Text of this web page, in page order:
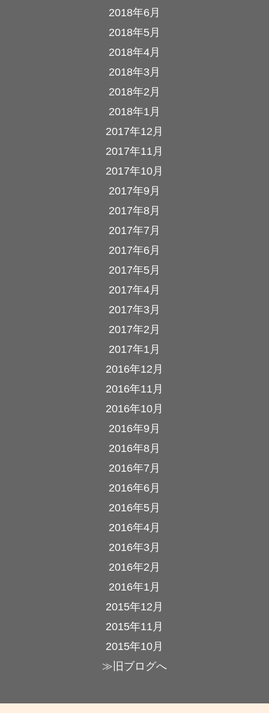
2018年6月
2018年5月
2018年4月
2018年3月
2018年2月
2018年1月
2017年12月
2017年11月
2017年10月
2017年9月
2017年8月
2017年7月
2017年6月
2017年5月
2017年4月
2017年3月
2017年2月
2017年1月
2016年12月
2016年11月
2016年10月
2016年9月
2016年8月
2016年7月
2016年6月
2016年5月
2016年4月
2016年3月
2016年2月
2016年1月
2015年12月
2015年11月
2015年10月
≫旧ブログへ